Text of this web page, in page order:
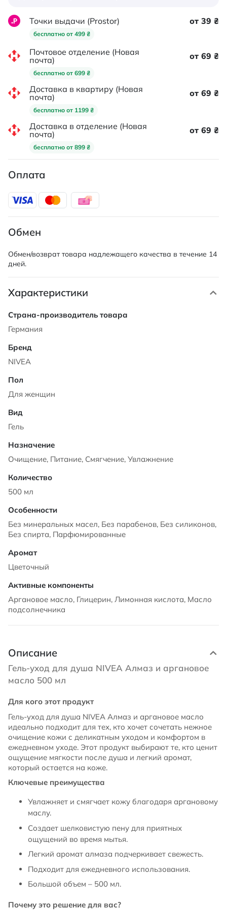
Точки выдачи (Prostor)
бесплатно от 499 ₴
от 39 ₴
Почтовое отделение (Новая
почта)
бесплатно от 699 ₴
от 69 ₴
Доставка в квартиру (Новая
почта)
бесплатно от 1199 ₴
от 69 ₴
Доставка в отделение (Новая
почта)
бесплатно от 899 ₴
от 69 ₴
Оплата
Обмен
Обмен/возврат товара надлежащего качества в течение 14
дней.
Характеристики
Характеристики
Германия
NIVEA
Для женщин
Гель
Очищение, Питание, Смягчение, Увлажнение
500 мл
Без минеральных масел, Без парабенов, Без силиконов,
Без спирта, Парфюмированные
Цветочный
Аргановое масло, Глицерин, Лимонная кислота, Масло
подсолнечника
Описание
Гель-уход для душа NIVEA Алмаз и аргановое
масло 500 мл
Для кого этот продукт
Гель-уход для душа NIVEA Алмаз и аргановое масло
идеально подходит для тех, кто хочет сочетать нежное
очищение кожи с деликатным уходом и комфортом в
ежедневном уходе. Этот продукт выбирают те, кто ценит
ощущение мягкости после душа и легкий аромат,
который остается на коже.
Ключевые преимущества
Увлажняет и смягчает кожу благодаря аргановому
маслу.
Создает шелковистую пену для приятных
ощущений во время мытья.
Легкий аромат алмаза подчеркивает свежесть.
Подходит для ежедневного использования.
Большой объем – 500 мл.
Почему это решение для вас?